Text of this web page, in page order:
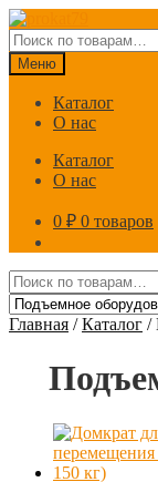
Перейти
к
навигации
Перейти
к
содержимому
Искать:
Меню
Каталог
О нас
Каталог
О нас
0 ₽ 0 товаров
Искать:
Главная /Каталог /